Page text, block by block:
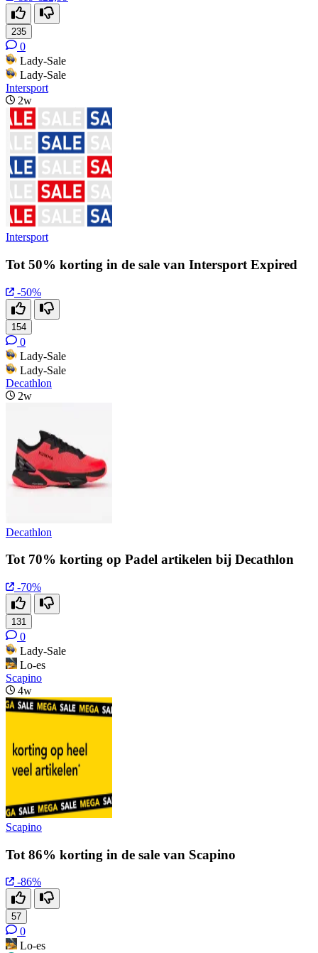
235
0
Lady-Sale
Lady-Sale
Intersport
2w
Intersport
Tot 50% korting in de sale van Intersport Expired
-50%
154
0
Lady-Sale
Lady-Sale
Decathlon
2w
Decathlon
Tot 70% korting op Padel artikelen bij Decathlon
-70%
131
0
Lady-Sale
Lo-es
Scapino
4w
Scapino
Tot 86% korting in de sale van Scapino
-86%
57
0
Lo-es